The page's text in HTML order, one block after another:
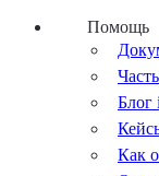
Помощь
Блог
Как